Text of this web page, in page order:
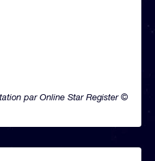
par Online Star Register ©